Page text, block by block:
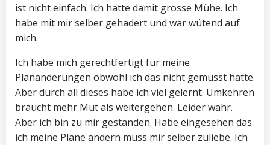
ist nicht einfach. Ich hatte damit grosse Mühe. Ich
habe mit mir selber gehadert und war wütend auf
mich.
Ich habe mich gerechtfertigt für meine
Planänderungen obwohl ich das nicht gemusst hätte.
Aber durch all dieses habe ich viel gelernt. Umkehren
braucht mehr Mut als weitergehen. Leider wahr.
Aber ich bin zu mir gestanden. Habe eingesehen das
ich meine Pläne ändern muss mir selber zuliebe. Ich